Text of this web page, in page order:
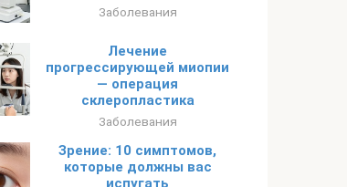
Заболевания
Лечение
прогрессирующей миопии
— операция
склеропластика
Заболевания
Зрение: 10 симптомов,
которые должны вас
испугать